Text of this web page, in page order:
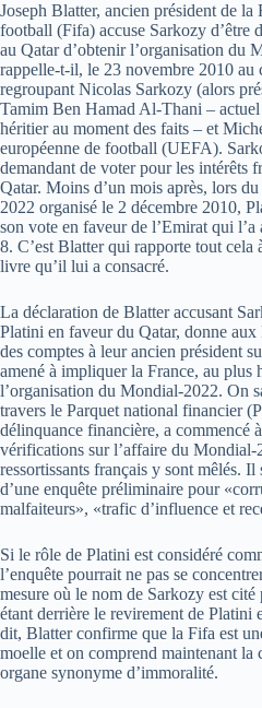
Joseph Blatter, ancien président de
football (Fifa) accuse Sarkozy d’être
au Qatar d’obtenir l’organisation du
rappelle-t-il, le 23 novembre 2010 au
regroupant Nicolas Sarkozy (alors
Tamim Ben Hamad Al-Thani –
héritier au moment des faits – et
européenne de football (UEFA).
demandant de voter pour les intérêts
Qatar. Moins d’un mois après, lors
2022 organisé le 2 décembre 2010,
son vote en faveur de l’Emirat qui
8. C’est Blatter qui rapporte tout cela
livre qu’il lui a consacré.
La déclaration de Blatter accusant
Platini en faveur du Qatar, donne
des comptes à leur ancien président
amené à impliquer la France, au plus
l’organisation du Mondial-2022. On
travers le Parquet national financier
délinquance financière, a commencé
vérifications sur l’affaire du Mondial-
ressortissants français y sont mêlés. Il
d’une enquête préliminaire pour
malfaiteurs», «trafic d’influence et
Si le rôle de Platini est considéré
l’enquête pourrait ne pas se
mesure où le nom de Sarkozy est
étant derrière le revirement de Platini
dit, Blatter confirme que la Fifa est
moelle et on comprend maintenant la
organe synonyme d’immoralité.